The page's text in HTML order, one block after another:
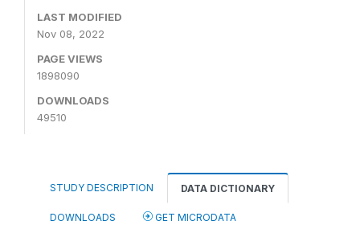
LAST MODIFIED
Nov 08, 2022
PAGE VIEWS
1898090
DOWNLOADS
49510
STUDY DESCRIPTION DATA DICTIONARY
DOWNLOADS GET MICRODATA